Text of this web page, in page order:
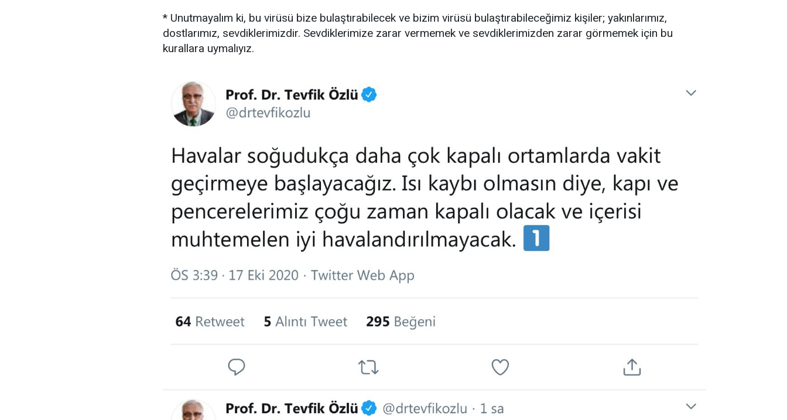
* Unutmayalım ki, bu virüsü bize bulaştırabilecek ve bizim virüsü bulaştırabileceğimiz kişiler; yakınlarımız,
dostlarımız, sevdiklerimizdir. Sevdiklerimize zarar vermemek ve sevdiklerimizden zarar görmemek için bu
kurallara uymalıyız.